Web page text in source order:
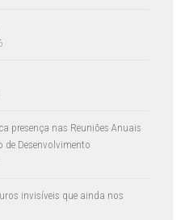
presença nas Reuniões Anuais
Desenvolvimento
invisíveis que ainda nos